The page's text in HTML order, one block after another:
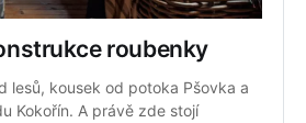
roubenky
lesů, kousek od potoka Pšovka a
Kokořín. A právě zde stojí